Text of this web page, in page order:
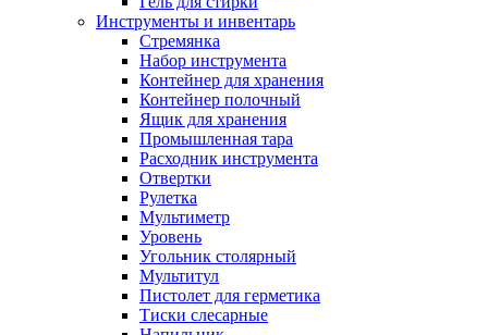
Инструменты и инвентарь
Стремянка
Набор инструмента
Контейнер для хранения
Контейнер полочный
Ящик для хранения
Промышленная тара
Расходник инструмента
Отвертки
Рулетка
Мультиметр
Уровень
Угольник столярный
Мультитул
Пистолет для герметика
Тиски слесарные